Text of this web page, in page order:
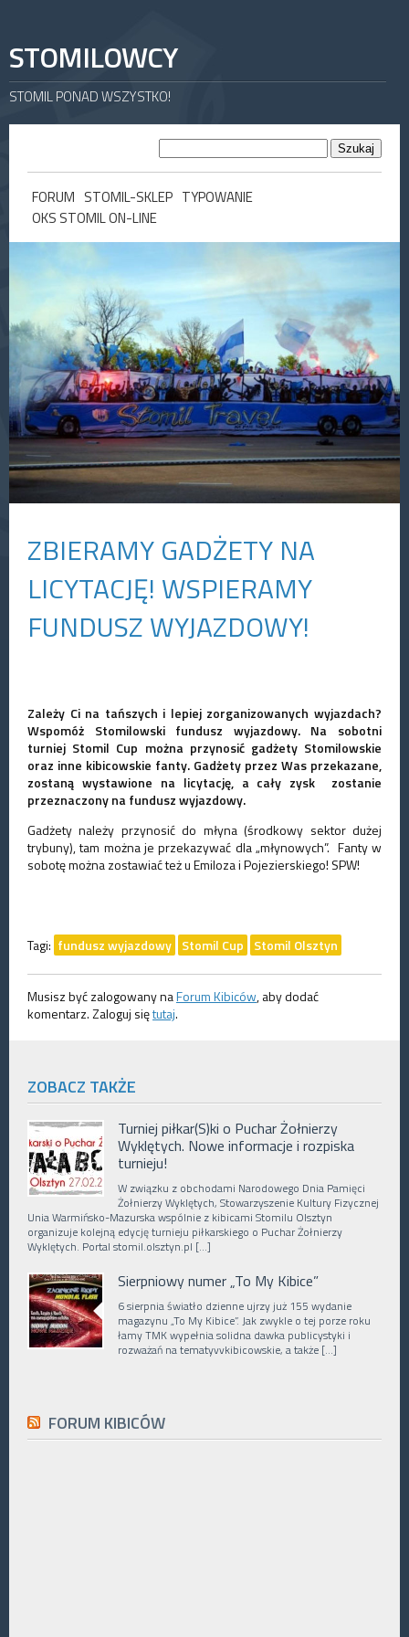
STOMILOWCY
STOMIL PONAD WSZYSTKO!
FORUM STOMIL-SKLEP TYPOWANIE
OKS STOMIL ON-LINE
ZBIERAMY GADŻETY NA
LICYTACJĘ! WSPIERAMY
FUNDUSZ WYJAZDOWY!
Zależy Ci na tańszych i lepiej zorganizowanych wyjazdach?
Wspomóż Stomilowski fundusz wyjazdowy. Na sobotni
turniej Stomil Cup można przynosić gadżety Stomilowskie
oraz inne kibicowskie fanty. Gadżety przez Was przekazane,
zostaną wystawione na licytację, a cały zysk zostanie
przeznaczony na fundusz wyjazdowy.
Gadżety należy przynosić do młyna (środkowy sektor dużej
trybuny), tam można je przekazywać dla „młynowych”. Fanty w
sobotę można zostawiać też u Emiloza i Pojezierskiego! SPW!
Tagi: fundusz wyjazdowy Stomil Cup Stomil Olsztyn
Musisz być zalogowany naForum Kibiców, aby dodać
komentarz. Zaloguj siętutaj.
ZOBACZ TAKŻE
Turniej piłkar(S)ki o Puchar Żołnierzy
Wyklętych. Nowe informacje i rozpiska
turnieju!
W związku z obchodami Narodowego Dnia Pamięci
Żołnierzy Wyklętych, Stowarzyszenie Kultury Fizycznej
Unia Warmińsko-Mazurska wspólnie z kibicami Stomilu Olsztyn
organizuje kolejną edycję turnieju piłkarskiego o Puchar Żołnierzy
Wyklętych. Portal stomil.olsztyn.pl […]
Sierpniowy numer „To My Kibice”
6 sierpnia światło dzienne ujrzy już 155 wydanie
magazynu „To My Kibice”. Jak zwykle o tej porze roku
łamy TMK wypełnia solidna dawka publicystyki i
rozważań na tematyvvkibicowskie, a także […]
FORUM KIBICÓW